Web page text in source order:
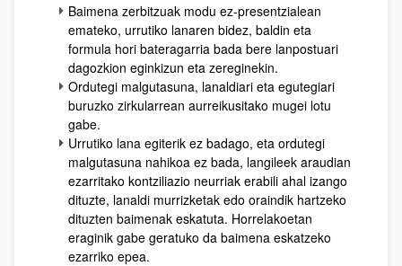
Baimena zerbitzuak modu ez-presentzialean
emateko, urrutiko lanaren bidez, baldin eta
formula hori bateragarria bada bere lanpostuari
dagozkion eginkizun eta zereginekin.
Ordutegi malgutasuna, lanaldiari eta egutegiari
buruzko zirkularrean aurreikusitako mugei lotu
gabe.
Urrutiko lana egiterik ez badago, eta ordutegi
malgutasuna nahikoa ez bada, langileek araudian
ezarritako kontziliazio neurriak erabili ahal izango
dituzte, lanaldi murrizketak edo oraindik hartzeko
dituzten baimenak eskatuta. Horrelakoetan
eraginik gabe geratuko da baimena eskatzeko
ezarriko epea.